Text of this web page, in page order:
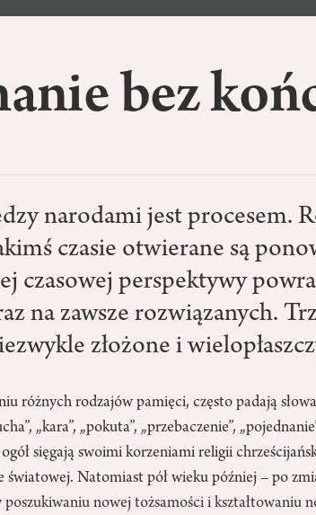
bez
narodami jest procesem.
czasie otwierane są
czasowej perspektywy
na zawsze rozwiązanych.
złożone i
różnych rodzajów pamięci, często padają
„kara”, „pokuta”, „przebaczenie”,
sięgają swoimi korzeniami religii
Natomiast pół wieku później – po
poszukiwaniu nowej tożsamości i kształtowaniu